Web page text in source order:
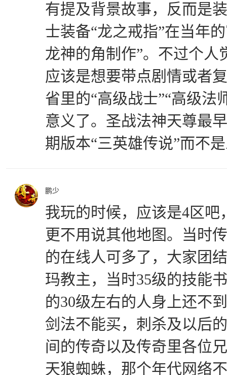
有提及背景故事，反而是
士装备“龙之戒指”在当年
龙神的角制作”。不过个
应该是想要带点剧情或者
省里的“高级战士”“高级法
意义了。圣战法神天尊最
期版本“三英雄传说”而不
鹏少
我玩的时候，应该是4区
更不用说其他地图。当时
的在线人可多了，大家团
玛教主，当时35级的技能
的30级左右的人身上还不
剑法不能买，刺杀及以后
间的传奇以及传奇里各位
天狼蜘蛛，那个年代网络